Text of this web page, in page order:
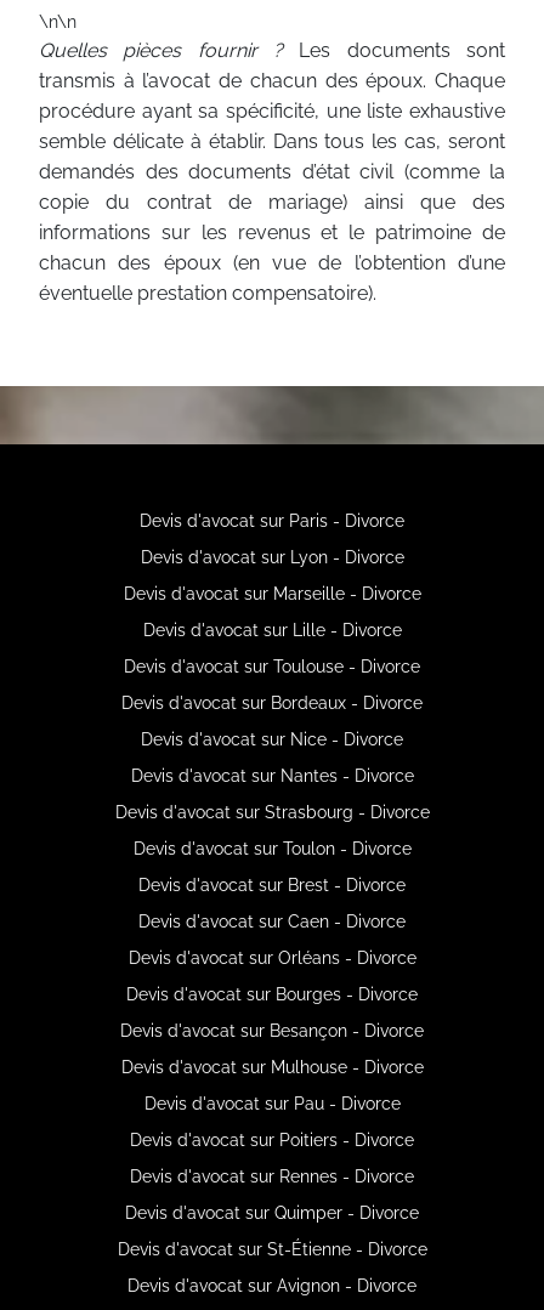
\n\n
Quelles pièces fournir ?Les documents sont
transmis à l’avocat de chacun des époux. Chaque
procédure ayant sa spécificité, une liste exhaustive
semble délicate à établir. Dans tous les cas, seront
demandés des documents d’état civil (comme la
copie du contrat de mariage) ainsi que des
informations sur les revenus et le patrimoine de
chacun des époux (en vue de l’obtention d’une
éventuelle prestation compensatoire).
Devis d'avocat sur Paris - Divorce
Devis d'avocat sur Lyon - Divorce
Devis d'avocat sur Marseille - Divorce
Devis d'avocat sur Lille - Divorce
Devis d'avocat sur Toulouse - Divorce
Devis d'avocat sur Bordeaux - Divorce
Devis d'avocat sur Nice - Divorce
Devis d'avocat sur Nantes - Divorce
Devis d'avocat sur Strasbourg - Divorce
Devis d'avocat sur Toulon - Divorce
Devis d'avocat sur Brest - Divorce
Devis d'avocat sur Caen - Divorce
Devis d'avocat sur Orléans - Divorce
Devis d'avocat sur Bourges - Divorce
Devis d'avocat sur Besançon - Divorce
Devis d'avocat sur Mulhouse - Divorce
Devis d'avocat sur Pau - Divorce
Devis d'avocat sur Poitiers - Divorce
Devis d'avocat sur Rennes - Divorce
Devis d'avocat sur Quimper - Divorce
Devis d'avocat sur St-Étienne - Divorce
Devis d'avocat sur Avignon - Divorce